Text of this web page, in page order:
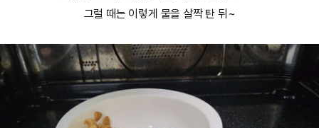
그럴 때는 이렇게 물을 살짝 탄 뒤~